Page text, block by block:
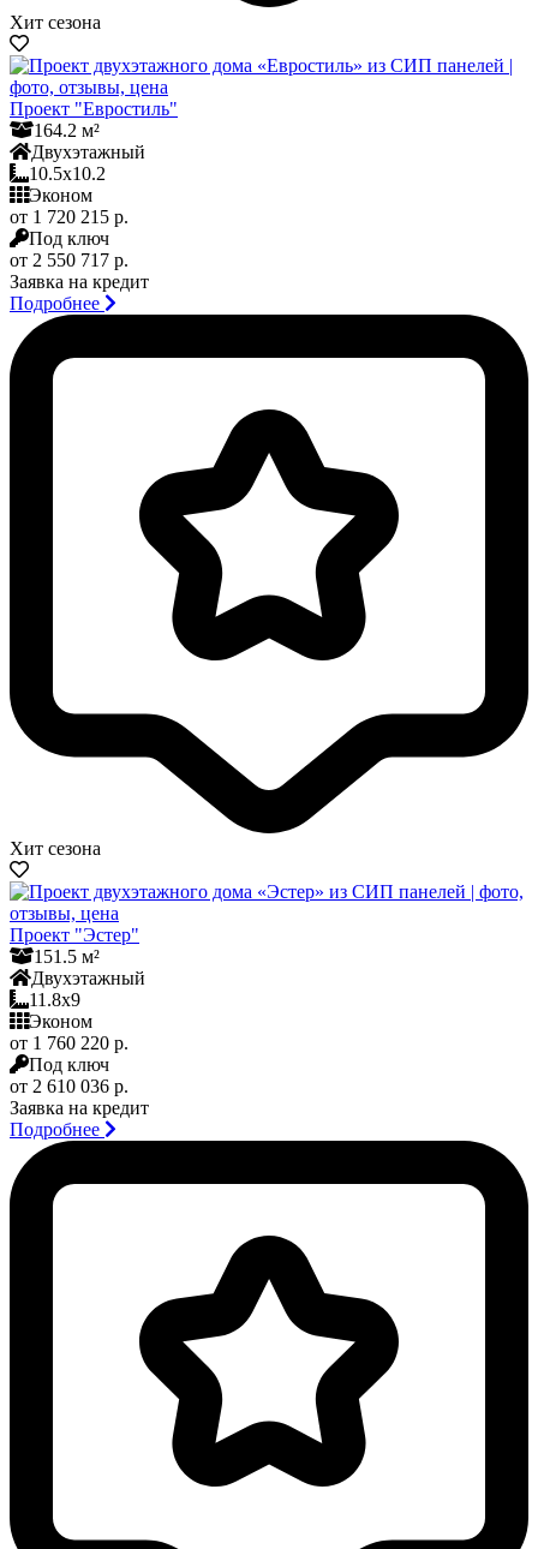
Хит сезона
Проект "Евростиль"
164.2 м²
Двухэтажный
10.5x10.2
Эконом
от 1 720 215 р.
Под ключ
от 2 550 717 р.
Заявка на кредит
Подробнее
Хит сезона
Проект "Эстер"
151.5 м²
Двухэтажный
11.8x9
Эконом
от 1 760 220 р.
Под ключ
от 2 610 036 р.
Заявка на кредит
Подробнее